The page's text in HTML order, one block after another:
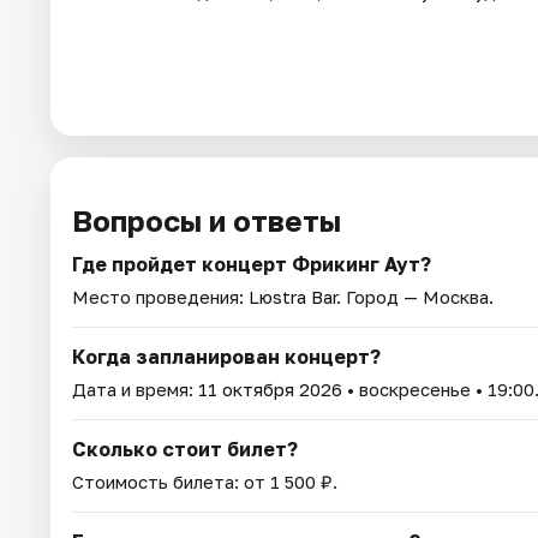
Вопросы и ответы
Где пройдет концерт Фрикинг Аут?
Место проведения: Lюstra Bar. Город — Москва.
Когда запланирован концерт?
Дата и время: 11 октября 2026 • воскресенье • 19:00.
Сколько стоит билет?
Стоимость билета: от 1 500 ₽.